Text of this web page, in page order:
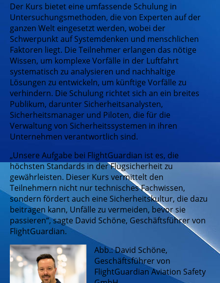
Der Kurs bietet eine umfassende Schulung in
Untersuchungsmethoden, die von Experten auf der
ganzen Welt eingesetzt werden, wobei der
Schwerpunkt auf Systemdenken und menschlichen
Faktoren liegt. Die Teilnehmer erlangen das nötige
Wissen, um komplexe Vorfälle in der Luftfahrt
systematisch zu analysieren und nachhaltige
Lösungen zu entwickeln, um künftige Vorfälle zu
verhindern. Die Schulung richtet sich an ein breites
Publikum, darunter Sicherheitsanalysten,
Sicherheitsmanager und Piloten, die für die
Verwaltung von Sicherheitssystemen in ihren
Unternehmen verantwortlich sind.
„Unsere Aufgabe bei FlightGuardian ist es, die
höchsten Standards in der Flugsicherheit zu
gewährleisten. Dieser Kurs vermittelt den
Teilnehmern nicht nur technisches Fachwissen,
sondern fördert auch eine Sicherheitskultur, die dazu
beitragen kann, Unfälle zu vermeiden, bevor sie
passieren“, sagte David Schöne, Geschäftsführer von
FlightGuardian.
Abb.: David Schöne,
Geschäftsführer von
FlightGuardian Aviation Safety